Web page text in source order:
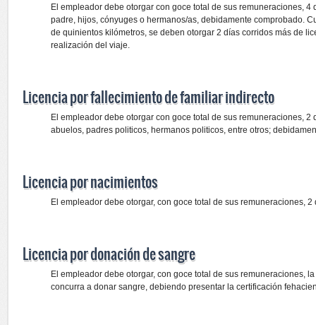
El empleador debe otorgar con goce total de sus remuneraciones,
padre, hijos, cónyuges o hermanos/as, debidamente comprobado.
de quinientos kilómetros, se deben otorgar 2 días corridos más de
realización del viaje.
Licencia por fallecimiento de familiar indirecto
El empleador debe otorgar con goce total de sus remuneraciones,
abuelos, padres politicos, hermanos politicos, entre otros;
Licencia por nacimientos
El empleador debe otorgar, con goce total de sus remuneraciones,
Licencia por donación de sangre
El empleador debe otorgar, con goce total de sus remuneraciones,
concurra a donar sangre, debiendo presentar la certificación